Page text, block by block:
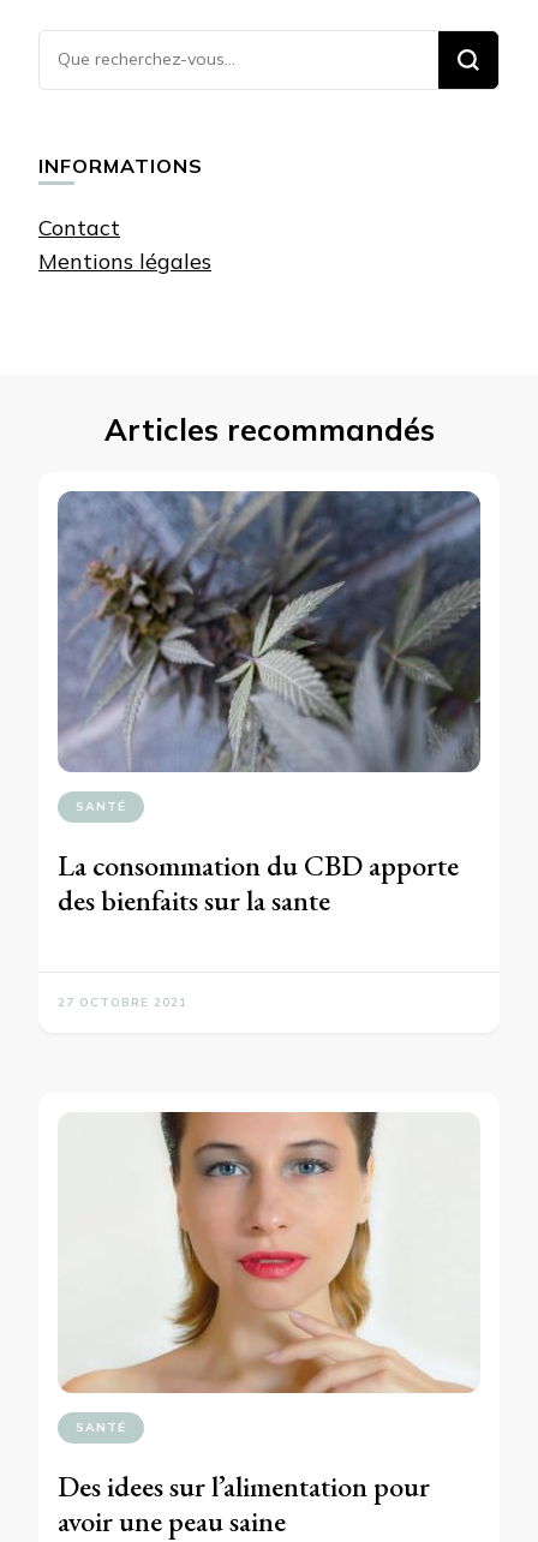
Vous
recherchiez
INFORMATIONS
Contact
Mentions légales
Articles recommandés
SANTÉ
La consommation du CBD apporte
des bienfaits sur la sante
27 OCTOBRE 2021
SANTÉ
Des idees sur l’alimentation pour
avoir une peau saine